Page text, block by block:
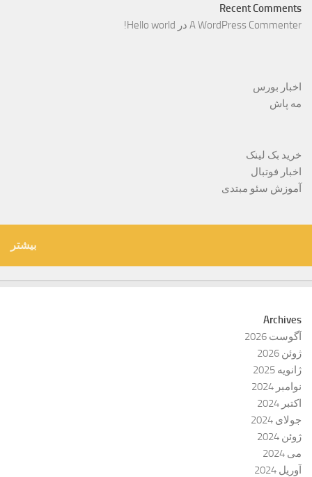
Recent Comments
A WordPress Commenter در Hello world!
اخبار بورس
مه پاش
خرید بک لینک
اخبار فوتبال
آموزش سئو مبتدی
بیشتر
Archives
آگوست 2026
ژوئن 2026
ژانویه 2025
نوامبر 2024
اکتبر 2024
جولای 2024
ژوئن 2024
می 2024
آوریل 2024